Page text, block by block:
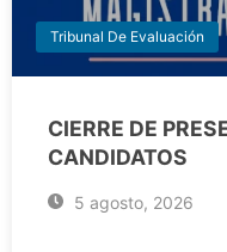
Tribunal De Evaluación
CIERRE DE
CANDIDATOS
5 agosto, 2026